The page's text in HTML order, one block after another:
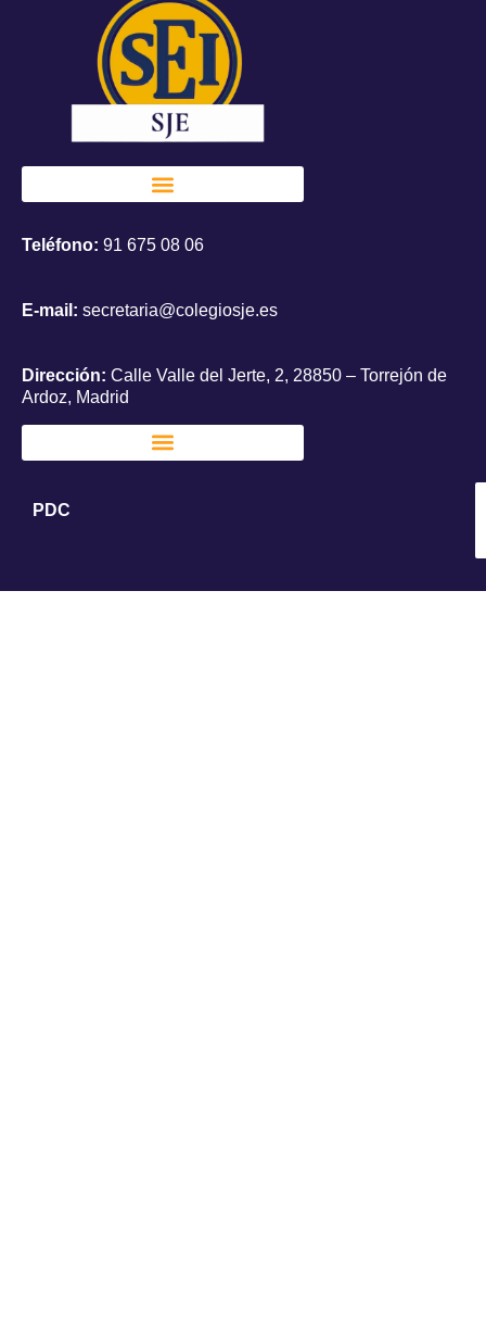
Teléfono: 91 675 08 06
E-mail: secretaria@colegiosje.es
Dirección: Calle Valle del Jerte, 2, 28850 – Torrejón de
Ardoz, Madrid
PDC